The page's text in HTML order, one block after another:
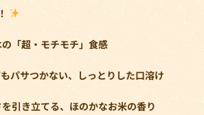
「超・モチモチ」食感
パサつかない、しっとりした口溶け
引き立てる、ほのかなお米の香り